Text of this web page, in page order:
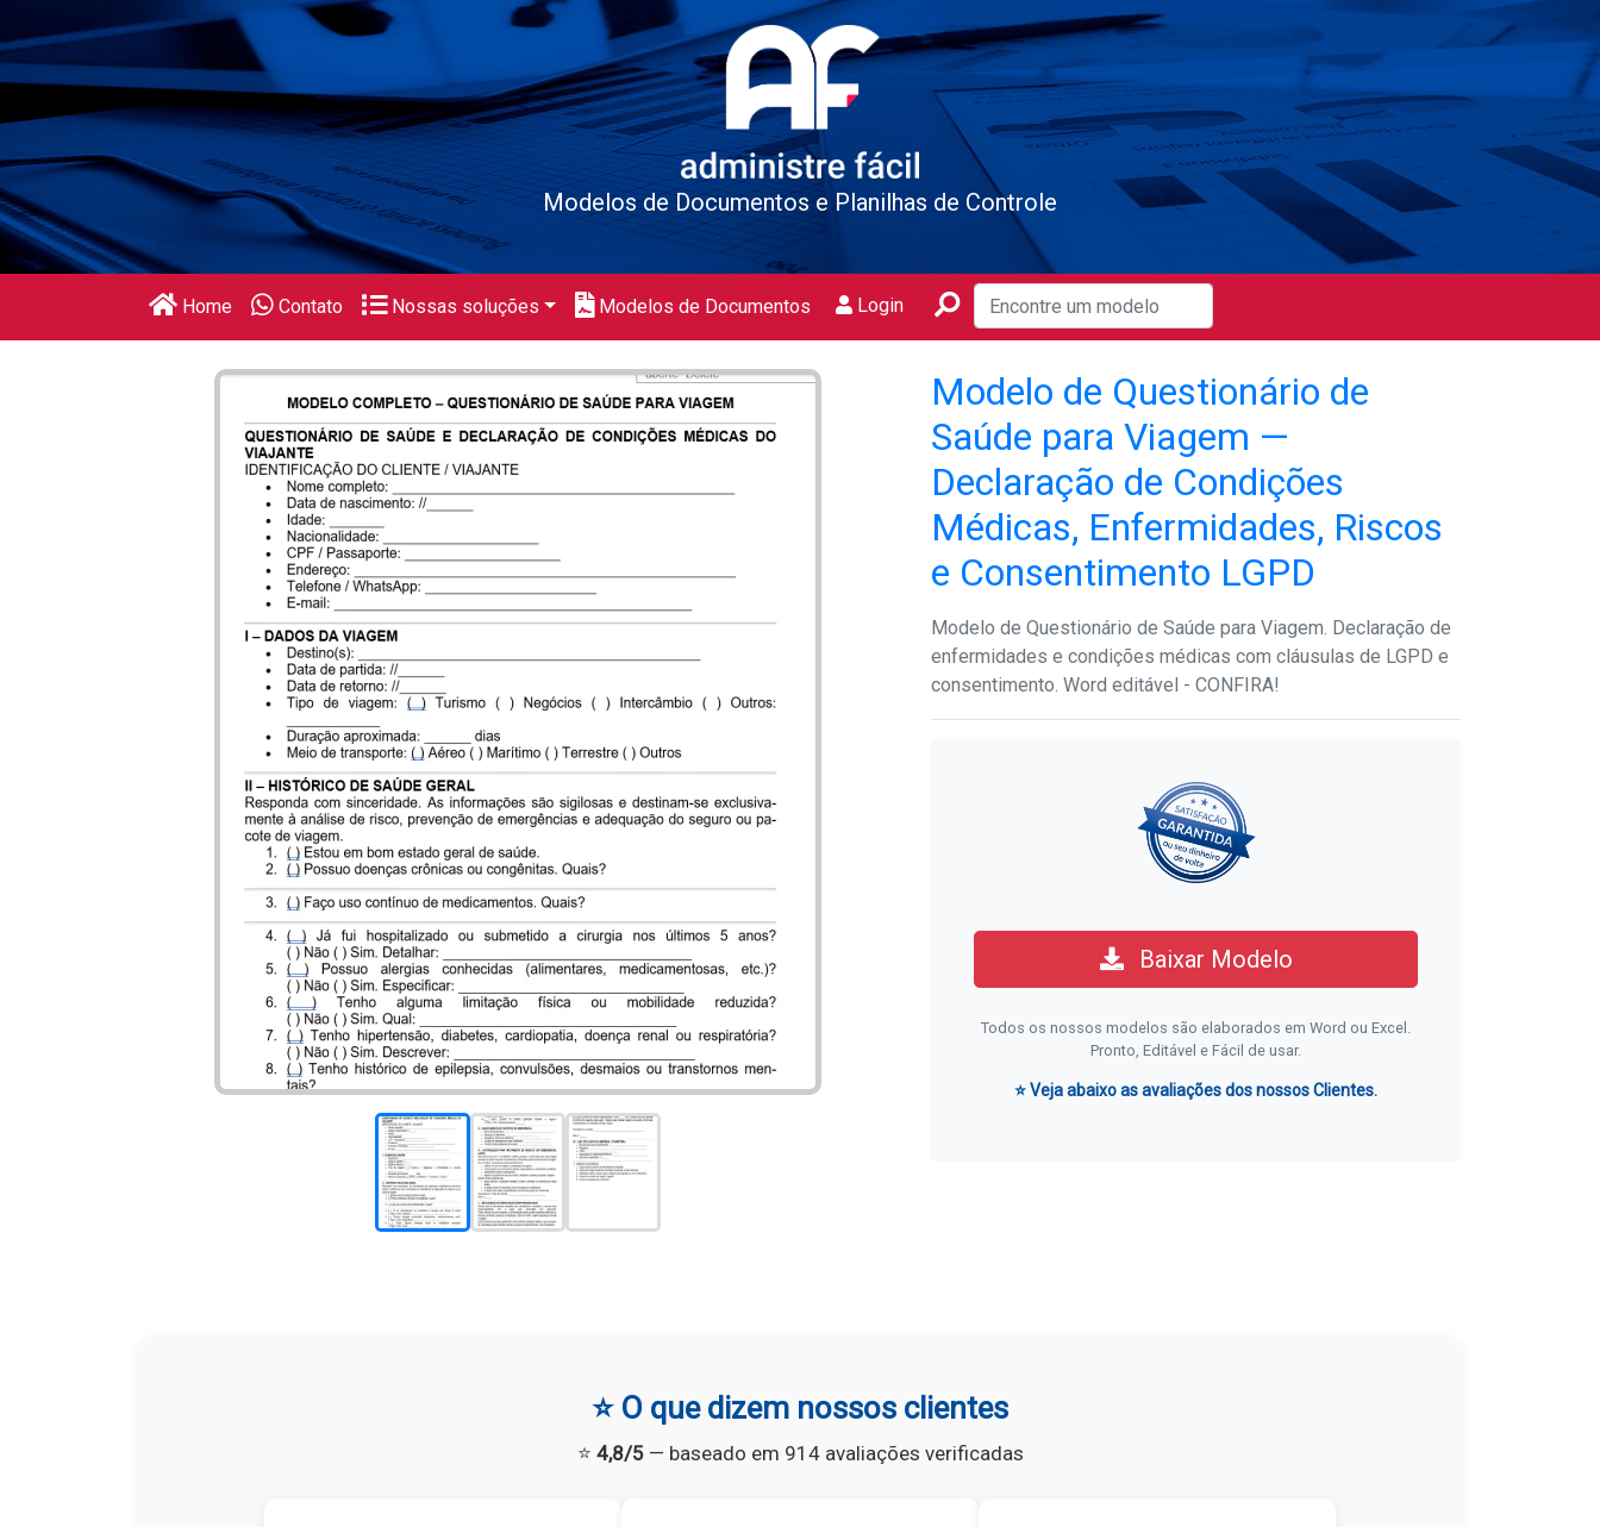
Modelos de Documentos e Planilhas de Controle
Home Contato Nossas soluções Modelos de Documentos Login
Modelo de Questionário de
Saúde para Viagem —
Declaração de Condições
Médicas, Enfermidades, Riscos
e Consentimento LGPD
Modelo de Questionário de Saúde para Viagem. Declaração de
enfermidades e condições médicas com cláusulas de LGPD e
consentimento. Word editável - CONFIRA!
Baixar Modelo
Todos os nossos modelos são elaborados em Word ou Excel.
Pronto, Editável e Fácil de usar.
⭐ Veja abaixo as avaliações dos nossos Clientes.
⭐ O que dizem nossos clientes
⭐ 4,8/5— baseado em 914 avaliações verificadas